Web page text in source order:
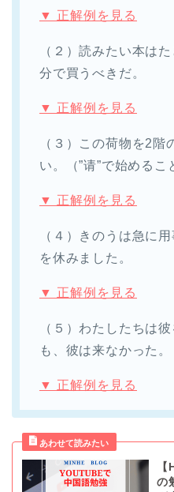
▼ 正解例を見る
（２）読みたい本は
分で買うべきだ。
▼ 正解例を見る
（３）この荷物を2階
い。（”请”で始めるこ
▼ 正解例を見る
（４）きのうは急に
を休みました。
▼ 正解例を見る
（５）わたしたちは
も、彼は来なかった。
▼ 正解例を見る
の